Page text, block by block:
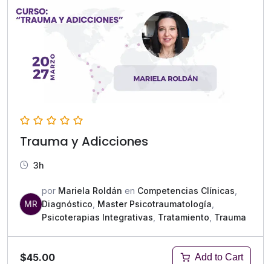
Trauma y Adicciones
3h
MR
por Mariela Roldán en Competencias Clínicas
Diagnóstico Master Psicotraumatología
Psicoterapias Integrativas Tratamiento Trauma
$45.00 Add to Cart